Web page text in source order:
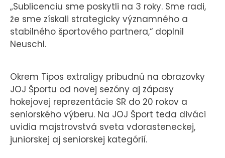
„Sublicenciu sme poskytli na 3 roky. Sme radi,
že sme získali strategicky významného a
stabilného športového partnera,“ doplnil
Neuschl.
Okrem Tipos extraligy pribudnú na obrazovky
JOJ Športu od novej sezóny aj zápasy
hokejovej reprezentácie SR do 20 rokov a
seniorského výberu. Na JOJ Šport teda diváci
uvidia majstrovstvá sveta vdorasteneckej,
juniorskej aj seniorskej kategórií.